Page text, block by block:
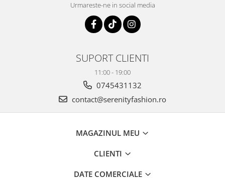
Urmareste-ne in social media
SUPORT CLIENTI
11:00 - 19:00
0745431132
contact@serenityfashion.ro
MAGAZINUL MEU
CLIENTI
DATE COMERCIALE